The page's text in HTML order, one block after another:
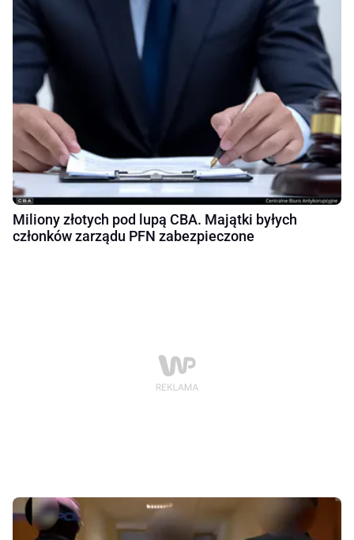
Miliony złotych pod lupą CBA. Majątki byłych
członków zarządu PFN zabezpieczone